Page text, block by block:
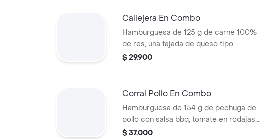
Callejera En Combo
Hamburguesa de 125 g de carne 100%
de res, una tajada de queso tipo
mozzarella, papas callejera, salsa blanca,
$ 29.900
Corral Pollo En Combo
Hamburguesa de 154 g de pechuga de
pollo con salsa bbq, tomate en rodajas,
cebolla en rodajas, lechuga y salsa blanca
$ 37.000